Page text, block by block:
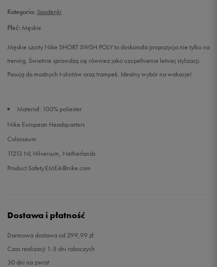
XL Powiadom o dostępności
Kategoria: Spodenki
Płeć: Męskie
Męskie szorty Nike SHORT SWSH POLY to doskonała propozycja nie tylko na
trening. Świetnie sprawdzą się również jako uzupełnienie letniej stylizacji.
Pasują do modnych t-shirtów oraz trampek. Idealny wybór na wakacje!
Materiał: 100% poliester
Nike European Headquarters
Colosseum
11213 NL Hilversum, Netherlands
Product.Safety.EMEA@nike.com
Dostawa i płatność
Darmowa dostawa od 299,99 zł
Czas realizacji 1-5 dni roboczych
30 dni na zwrot